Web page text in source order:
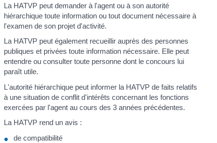
La HATVP peut demander à l'agent ou à son autorité
hiérarchique toute information ou tout document nécessaire à
l'examen de son projet d'activité.
La HATVP peut également recueillir auprès des personnes
publiques et privées toute information nécessaire. Elle peut
entendre ou consulter toute personne dont le concours lui
paraît utile.
L'autorité hiérarchique peut informer la HATVP de faits relatifs
à une situation de conflit d'intérêts concernant les fonctions
exercées par l'agent au cours des 3 années précédentes.
La HATVP rend un avis :
de compatibilité